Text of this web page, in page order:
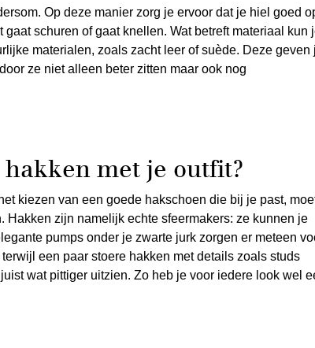
Op deze manier zorg je ervoor dat je hiel goed
schuren of gaat knellen. Wat betreft materiaal kun
materialen, zoals zacht leer of suède. Deze geven
ze niet alleen beter zitten maar ook nog
met je outfit?
kiezen van een goede hakschoen die bij je past,
Hakken zijn namelijk echte sfeermakers: ze kunnen je
pumps onder je zwarte jurk zorgen er meteen
een paar stoere hakken met details zoals studs
wat pittiger uitzien. Zo heb je voor iedere look wel